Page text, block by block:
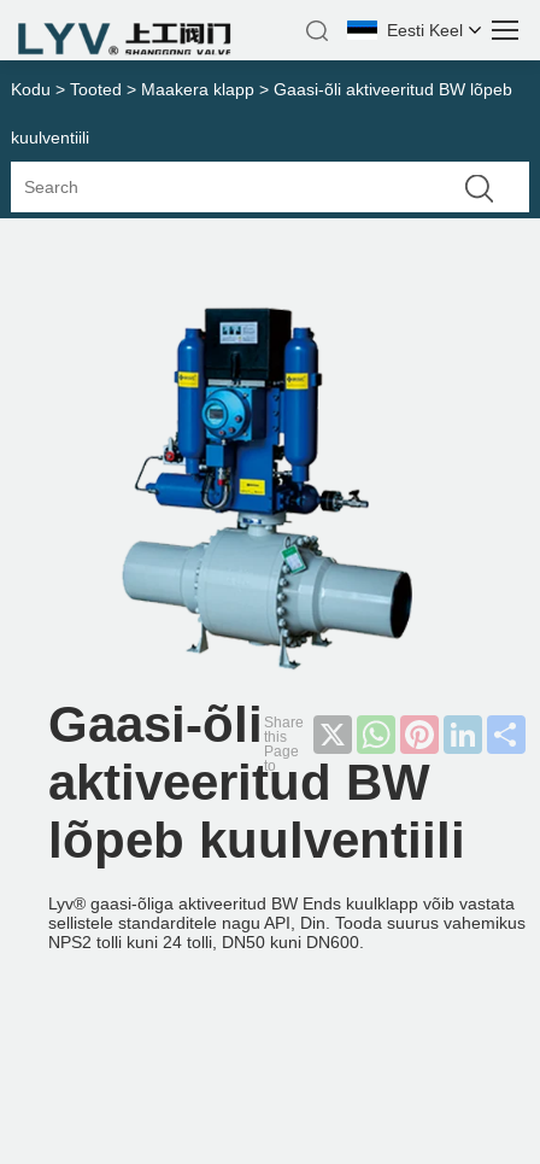
Eesti Keel
Kodu > Tooted > Maakera klapp> Gaasi-õli aktiveeritud BW lõpeb
kuulventiili
Gaasi-õli
aktiveeritud BW
lõpeb kuulventiili
Lyv®️ gaasi-õliga aktiveeritud BW Ends kuulklapp võib vastata
sellistele standarditele nagu API, Din. Tooda suurus vahemikus
NPS2 tolli kuni 24 tolli, DN50 kuni DN600.
X WhatsAppPinterest